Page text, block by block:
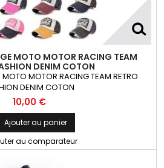
MOTO MOTOR RACING TEAM
DENIM COTON
MOTOR RACING TEAM RETRO
DENIM COTON
10,00 €
Ajouter au panier
au comparateur